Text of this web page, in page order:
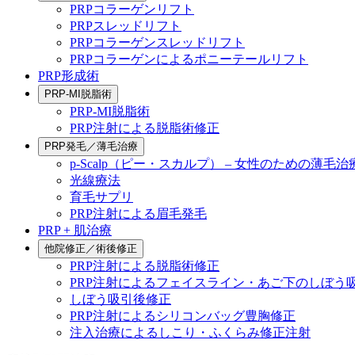
PRPコラーゲンリフト
PRPスレッドリフト
PRPコラーゲンスレッドリフト
PRPコラーゲンによるポニーテールリフト
PRP形成術
PRP-MI脱脂術
PRP-MI脱脂術
PRP注射による脱脂術修正
PRP発毛／薄毛治療
p-Scalp（ピー・スカルプ） – 女性のための薄毛治
光線療法
育毛サプリ
PRP注射による眉毛発毛
PRP + 肌治療
他院修正／術後修正
PRP注射による脱脂術修正
PRP注射によるフェイスライン・あご下のしぼう
しぼう吸引後修正
PRP注射によるシリコンバッグ豊胸修正
注入治療によるしこり・ふくらみ修正注射